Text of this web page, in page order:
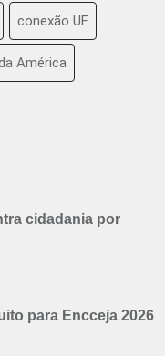
conexão UF
América
cidadania por
para Encceja 2026